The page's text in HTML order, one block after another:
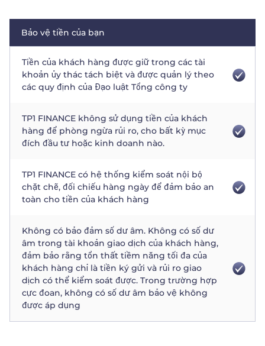
Bảo vệ tiền của bạn
Tiền của khách hàng được giữ trong các tài
khoản ủy thác tách biệt và được quản lý theo
các quy định của Đạo luật Tổng công ty
TP1 FINANCE không sử dụng tiền của khách
hàng để phòng ngừa rủi ro, cho bất kỳ mục
đích đầu tư hoặc kinh doanh nào.
TP1 FINANCE có hệ thống kiểm soát nội bộ
chặt chẽ, đối chiếu hàng ngày để đảm bảo an
toàn cho tiền của khách hàng
Không có bảo đảm số dư âm. Không có số dư
âm trong tài khoản giao dịch của khách hàng,
đảm bảo rằng tổn thất tiềm năng tối đa của
khách hàng chỉ là tiền ký gửi và rủi ro giao
dịch có thể kiểm soát được. Trong trường hợp
cực đoan, không có số dư âm bảo vệ không
được áp dụng